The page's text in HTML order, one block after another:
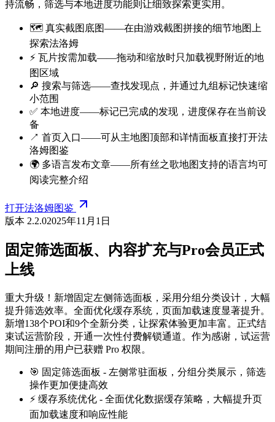
持流畅，筛选与本地进度功能则让细致探索更实用。
🗺️ 真实截图底图——在由游戏截图拼接的细节地图上
探索法洛姆
⚡ 瓦片按需加载——拖动和缩放时只加载视野附近的地
图区域
🔎 搜索与筛选——查找发现点，并通过九组标记快速缩
小范围
✅ 本地进度——标记已完成的发现，进度保存在当前设
备
↗️ 首页入口——可从主地图顶部和详情面板直接打开法
洛姆图鉴
🌍 多语言发布文章——所有丝之歌地图支持的语言均可
阅读完整介绍
打开法洛姆图鉴
版本 2.2.02025年11月1日
固定筛选面板、内容扩充与Pro会员正式
上线
重大升级！新增固定左侧筛选面板，采用分组分类设计，大幅
提升筛选效率。全面优化缓存系统，页面加载速度显著提升。
新增138个POI和9个全新分类，让探索体验更加丰富。正式结
束试运营阶段，开通一次性付费解锁通道。作为感谢，试运营
期间注册的用户已获赠 Pro 权限。
🎯 固定筛选面板 - 左侧常驻面板，分组分类展示，筛选
操作更加便捷高效
⚡ 缓存系统优化 - 全面优化数据缓存策略，大幅提升页
面加载速度和响应性能